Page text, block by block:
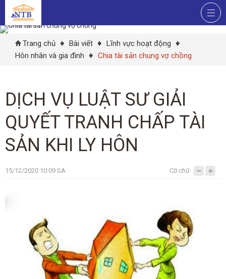
Trang chủ Bài viết
Lĩnh vực hoạt động
Hôn nhân và gia đình
Chia tài sản chung vợ chồng
DỊCH VỤ LUẬT SƯ GIẢI
QUYẾT TRANH CHẤP TÀI
SẢN KHI LY HÔN
15/12/2020 10:09 SA Cỡ chữ